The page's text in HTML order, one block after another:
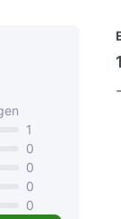
von 5 von
1
0
0
0
0
-